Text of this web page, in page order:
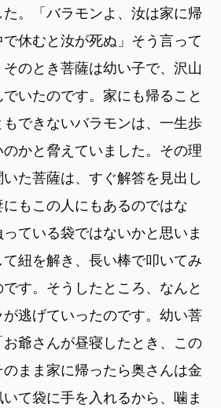
。「バラモンよ、汝は家に帰
休むと汝が死ぬ」そう言って
のとき菩薩は幼い子で、沢山
いたのです。家にも帰ること
できないバラモンは、一生歩
かと脅えていました。その理
た菩薩は、すぐ解答を見出し
もこの人にもあるのではな
ている袋ではないかと思いま
紐を解き、長い棒で叩いてみ
す。そうしたところ、なんと
逃げていったのです。幼い菩
爺さんが昼寝したとき、この
まま家に帰ったら奥さんは金
て袋に手を入れるから、噛ま